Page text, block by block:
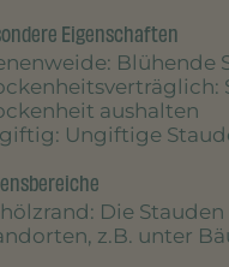
Eigenschaften
: Blühende
:
aushalten
: Ungiftige
: Die
z.B. unter